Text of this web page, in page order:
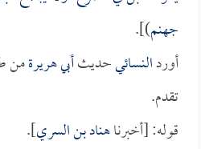
جهنم)].
أوردالنسائيحديثأبي هريرةمن
تقدم.
قوله: [أخبرناهناد بن السري].